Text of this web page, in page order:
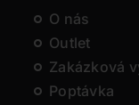
O nás
Outlet
Zakázková
Poptávka